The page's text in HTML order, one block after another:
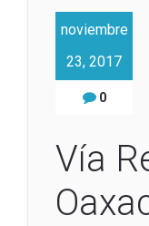
noviembre
23, 2017
0
Vía